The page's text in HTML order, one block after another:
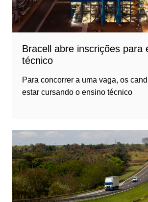
Bracell abre inscrições para
técnico
Para concorrer a uma vaga, os
estar cursando o ensino técnico